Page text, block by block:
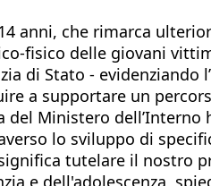
anni, che rimarca
fisico delle giovani
di Stato - evidenziando
a supportare un
Ministero
lo sviluppo di
tutelare il nostro
e dell'adolescenza,